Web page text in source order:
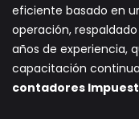
eficiente basado en
operación,
años de experiencia,
capacitación
contadores